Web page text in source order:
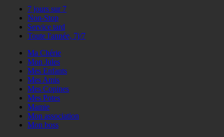
7 jours sur 7
Non-Stop
Service tard
Toute l'année, 7j/7
Ma Chérie
Mon Jules
Mes Enfants
Mes Amis
Mes Copines
Mes Potes
Mamie
Mon association
Mon boss